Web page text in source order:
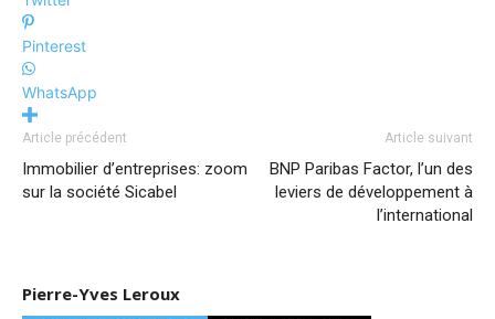
Pinterest
WhatsApp
Article précédent
Immobilier d’entreprises: zoom
sur la société Sicabel
Article suivant
BNP Paribas Factor, l’un des
leviers de développement à
l’international
Pierre-Yves Leroux